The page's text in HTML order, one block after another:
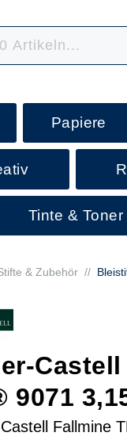
Papiere
Tinte & Toner
& Zubehör //
9071
Fallmine